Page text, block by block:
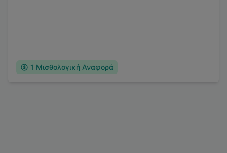
1 Μισθολογική Αναφορά